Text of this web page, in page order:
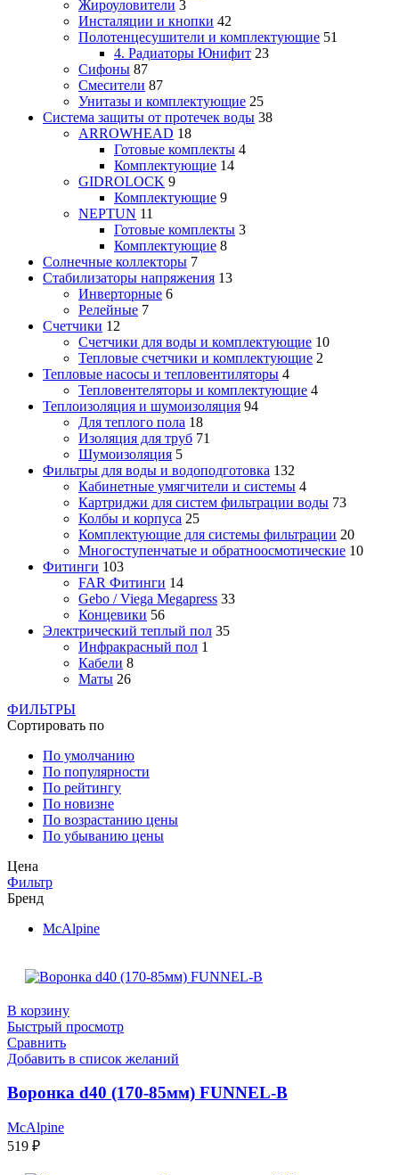
Жироуловители 3
Инсталяции и кнопки 42
Полотенцесушители и комплектующие 51
4. Радиаторы Юнифит 23
Сифоны 87
Смесители 87
Унитазы и комплектующие 25
Система защиты от протечек воды 38
ARROWHEAD 18
Готовые комплекты 4
Комплектующие 14
GIDROLOCK 9
Комплектующие 9
NEPTUN 11
Готовые комплекты 3
Комплектующие 8
Солнечные коллекторы 7
Стабилизаторы напряжения 13
Инверторные 6
Релейные 7
Счетчики 12
Счетчики для воды и комплектующие 10
Тепловые счетчики и комплектующие 2
Тепловые насосы и тепловентиляторы 4
Тепловентеляторы и комплектующие 4
Теплоизоляция и шумоизоляция 94
Для теплого пола 18
Изоляция для труб 71
Шумоизоляция 5
Фильтры для воды и водоподготовка 132
Кабинетные умягчители и системы 4
Картриджи для систем фильтрации воды 73
Колбы и корпуса 25
Комплектующие для системы фильтрации 20
Многоступенчатые и обратноосмотические 10
Фитинги 103
FAR Фитинги 14
Gebo / Viega Megapress 33
Концевики 56
Электрический теплый пол 35
Инфракрасный пол 1
Кабели 8
Маты 26
ФИЛЬТРЫ
Сортировать по
По умолчанию
По популярности
По рейтингу
По новизне
По возрастанию цены
По убыванию цены
Цена
Фильтр
Бренд
McAlpine
В корзину
Быстрый просмотр
Сравнить
Добавить в список желаний
Воронка d40 (170-85мм) FUNNEL-B
McAlpine
519 ₽